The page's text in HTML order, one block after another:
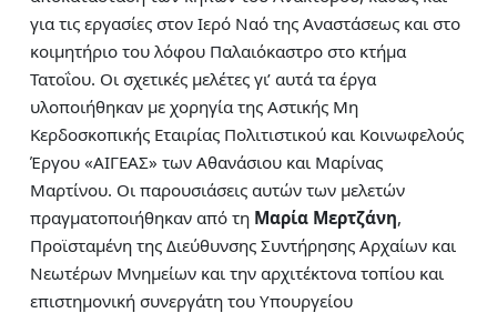
για τις εργασίες στον Ιερό Ναό της Αναστάσεως και στο
κοιμητήριο του λόφου Παλαιόκαστρο στο κτήμα
Τατοΐου. Οι σχετικές μελέτες γι’ αυτά τα έργα
υλοποιήθηκαν με χορηγία της Αστικής Μη
Κερδοσκοπικής Εταιρίας Πολιτιστικού και Κοινωφελούς
Έργου «ΑΙΓΕΑΣ» των Αθανάσιου και Μαρίνας
Μαρτίνου. Οι παρουσιάσεις αυτών των μελετών
πραγματοποιήθηκαν από τη Μαρία Μερτζάνη,
Προϊσταμένη της Διεύθυνσης Συντήρησης Αρχαίων και
Νεωτέρων Μνημείων και την αρχιτέκτονα τοπίου και
επιστημονική συνεργάτη του Υπουργείου